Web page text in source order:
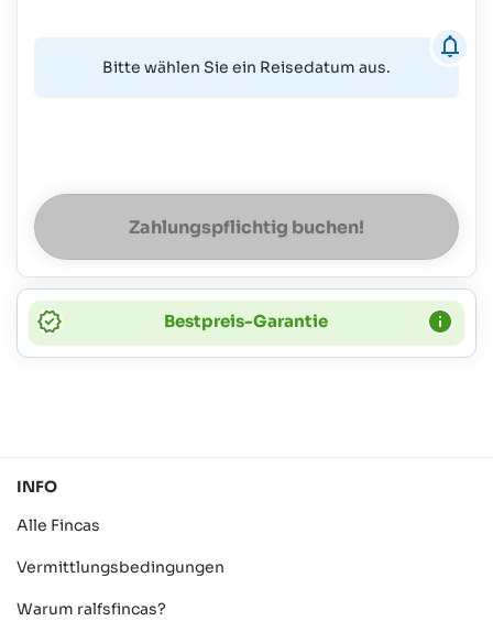
Bitte wählen Sie ein Reisedatum aus.
Zahlungspflichtig buchen!
Bestpreis-Garantie
INFO
Alle Fincas
Vermittlungsbedingungen
Warum ralfsfincas?